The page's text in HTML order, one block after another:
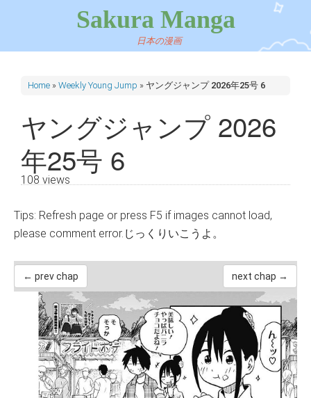
Sakura Manga
日本の漫画
Home » Weekly Young Jump » ヤングジャンプ 2026年25号 6
ヤングジャンプ 2026
年25号 6
108 views
Tips: Refresh page or press F5 if images cannot load,
please comment error.じっくりいこうよ。
← prev chap next chap →